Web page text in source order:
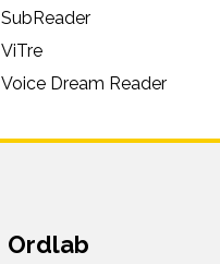
SubReader
ViTre
Voice Dream Reader
Ordlab